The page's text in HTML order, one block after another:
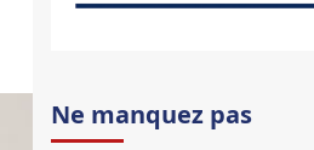
Ne manquez pas